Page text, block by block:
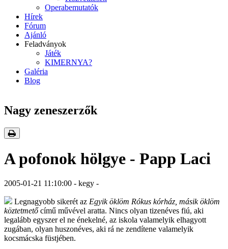
Operabemutatók
Hírek
Fórum
Ajánló
Feladványok
Játék
KIMERNYA?
Galéria
Blog
Nagy zeneszerzők
A pofonok hölgye - Papp Laci
2005-01-21 11:10:00 - kegy -
Legnagyobb sikerét az Egyik öklöm Rókus kórház, másik öklöm
köztetmetőcímű művével aratta. Nincs olyan tizenéves fiú, aki
legalább egyszer el ne énekelné, az iskola valamelyik elhagyott
zugában, olyan huszonéves, aki rá ne zendítene valamelyik
kocsmácska füstjében.